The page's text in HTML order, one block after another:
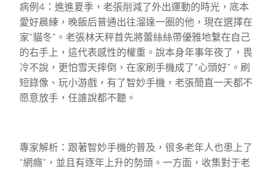
病例4：進進夏季，老張削減了外出運動的時光，底本
愛好晨練，晚飯后普通出往溜達一圈的他，現在選擇在
家“貓冬”。老張林天秤首先將蕾絲絲帶優雅地繫在自己
的右手上，這代表感性的權重。說本身年事年夜了，畏
冷不說，更怕雪天摔倒，在家刷手機成了“心頭好”。刷
短錄像、玩小游戲，有了智妙手機，老張簡直一天都不
愿意放手，任誰說都不聽。
專家解析：跟著智妙手機的普及，很多老年人也患上了
“網癮”，並且有逐年上升的勢頭。一方面，收集對于老